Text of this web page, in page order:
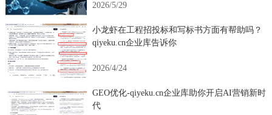
2026/5/29
小龙虾在工程招投标和写标书方面有帮助吗？
qiyeku.cn企业库告诉你
2026/4/24
GEO优化-qiyeku.cn企业库助你开启AI营销新时
代